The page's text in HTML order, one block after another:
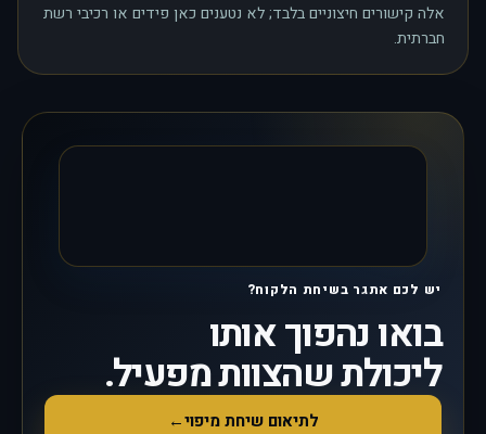
אלה קישורים חיצוניים בלבד; לא נטענים כאן פידים או רכיבי רשת
חברתית.
יש לכם אתגר בשיחת הלקוח?
בואו נהפוך אותו
ליכולת שהצוות מפעיל.
לתיאום שיחת מיפוי←